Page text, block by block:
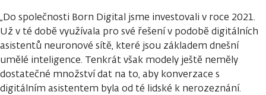
„Do společnosti Born Digital jsme investovali v roce 2021.
Už v té době využívala pro své řešení v podobě digitálních
asistentů neuronové sítě, které jsou základem dnešní
umělé inteligence. Tenkrát však modely ještě neměly
dostatečné množství dat na to, aby konverzace s
digitálním asistentem byla od té lidské k nerozeznání.